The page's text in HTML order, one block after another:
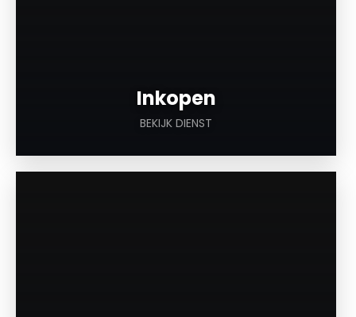
Inkopen
BEKIJK DIENST